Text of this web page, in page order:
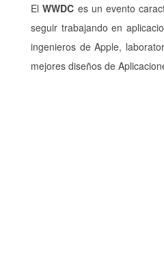
ElWWDC es un evento
seguir trabajando en
ingenieros de Apple,
mejores diseños de